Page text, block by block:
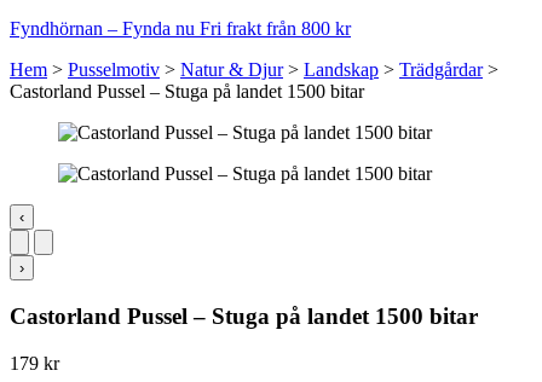
Fyndhörnan – Fynda nu Fri frakt från 800 kr
Hem > Pusselmotiv > Natur & Djur> Landskap > Trädgårdar>
Castorland Pussel – Stuga på landet 1500 bitar
‹
›
Castorland Pussel – Stuga på landet 1500 bitar
179 kr